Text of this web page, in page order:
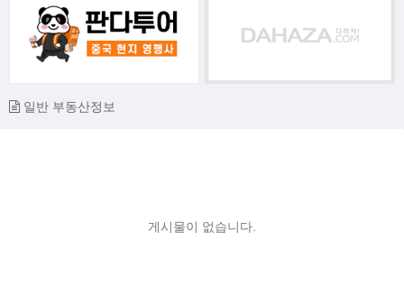
일반 부동산정보
게시물이 없습니다.